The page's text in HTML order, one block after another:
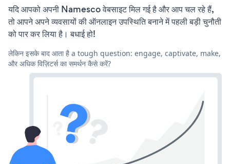
यदि आपको अपनी Namesco वेबसाइट मिल गई है और आप चल रहे हैं,
तो आपने अपने व्यवसायों की ऑनलाइन उपस्थिति बनाने में पहली बड़ी चुनौती
को पार कर लिया है। बधाई हो!
लेकिन इसके बाद आता है a tough question: engage, captivate, make,
और अधिक विज़िटर्स का समर्थन कैसे करें?